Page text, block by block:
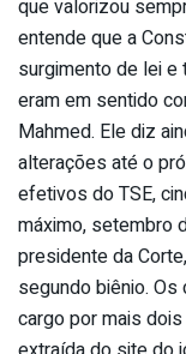
que valorizou
entende que a
surgimento de lei
eram em sentido
Mahmed. Ele diz
alterações até o
efetivos do TSE,
máximo, setembro
presidente da
segundo biênio.
cargo por mais